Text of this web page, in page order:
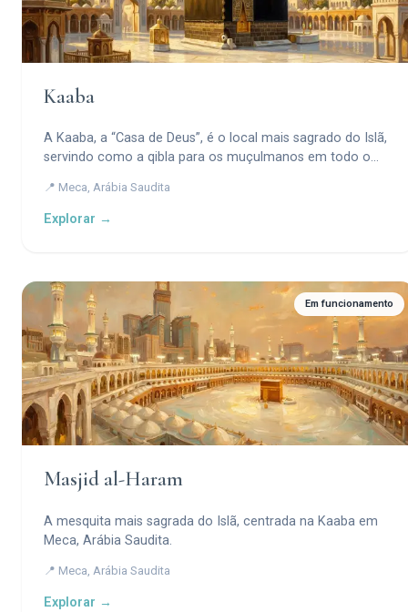
Kaaba
A Kaaba, a “Casa de Deus”, é o local mais sagrado do Islã,
servindo como a qibla para os muçulmanos em todo o
📍 Meca, Arábia Saudita
Explorar →
Em funcionamento
Masjid al-Haram
A mesquita mais sagrada do Islã, centrada na Kaaba em
Meca, Arábia Saudita.
📍 Meca, Arábia Saudita
Explorar →